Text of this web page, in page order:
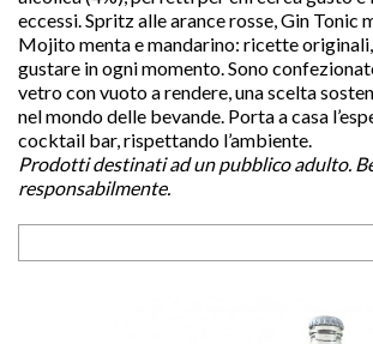
eccessi. Spritz alle arance rosse, Gin Tonic
Mojito menta e mandarino: ricette
gustare in ogni momento. Sono
vetro convuoto a rendere , una scelta
nel mondo delle bevande. Porta a casa
cocktail bar, rispettando l’ambiente.
Prodotti destinati ad un pubblico adulto.
responsabilmente.